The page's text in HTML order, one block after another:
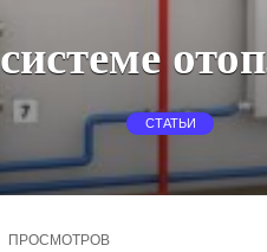
СТАТЬИ
ПРОСМОТРОВ